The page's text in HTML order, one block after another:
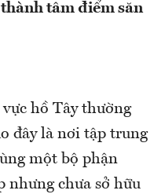
tâm điểm săn
hồ Tây thường
đây là nơi tập trung
một bộ phận
nhưng chưa sở hữu